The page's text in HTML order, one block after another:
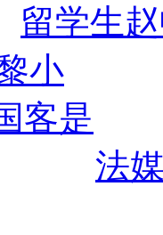
留学生
法